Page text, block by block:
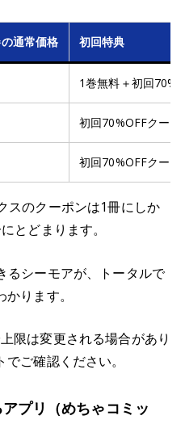
通常価格 初回特典
1巻無料＋初回
初回70%OFFクー
初回70%OFFクー
スのクーポンは1冊にしか
とどまります。
るシーモアが、トータルで
ります。
限は変更される場合があり
ご確認ください。
プリ（めちゃコミッ